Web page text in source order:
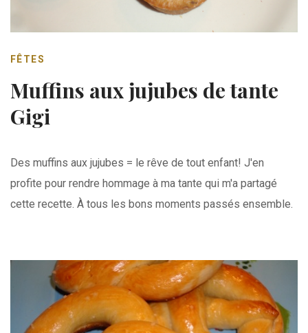
FÊTES
Muffins aux jujubes de tante
Gigi
Des muffins aux jujubes = le rêve de tout enfant! J'en
profite pour rendre hommage à ma tante qui m'a partagé
cette recette. À tous les bons moments passés ensemble.